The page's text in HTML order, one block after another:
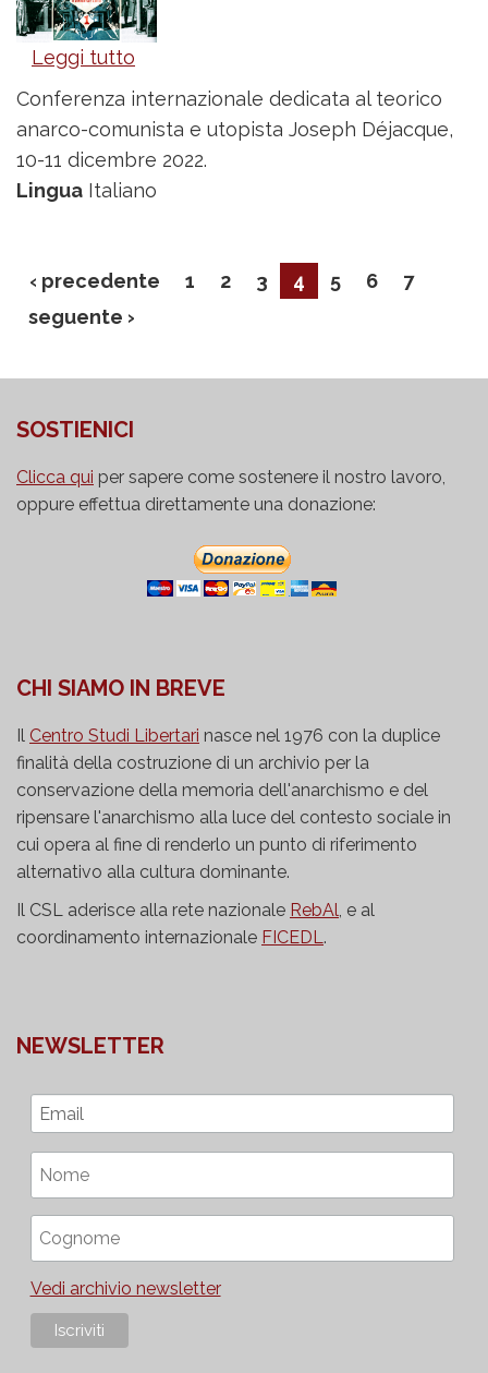
Leggi tutto
Conferenza
per
di
Conferenza internazionale dedicata al teorico
anarco-comunista e utopista Joseph Déjacque,
10-11 dicembre 2022.
Lingua Italiano
‹ precedente 1 2 3 4 5 6
7
seguente ›
SOSTIENICI
Clicca qui per sapere come sostenere il nostro lavoro,
oppure effettua direttamente una donazione:
CHI SIAMO IN BREVE
Il Centro Studi Libertari nasce nel 1976 con la duplice
finalità della costruzione di un archivio per la
conservazione della memoria dell'anarchismo e del
ripensare l'anarchismo alla luce del contesto sociale in
cui opera al fine di renderlo un punto di riferimento
alternativo alla cultura dominante.
Il CSL aderisce alla rete nazionale RebAl, e al
coordinamento internazionale FICEDL.
NEWSLETTER
Vedi archivio newsletter